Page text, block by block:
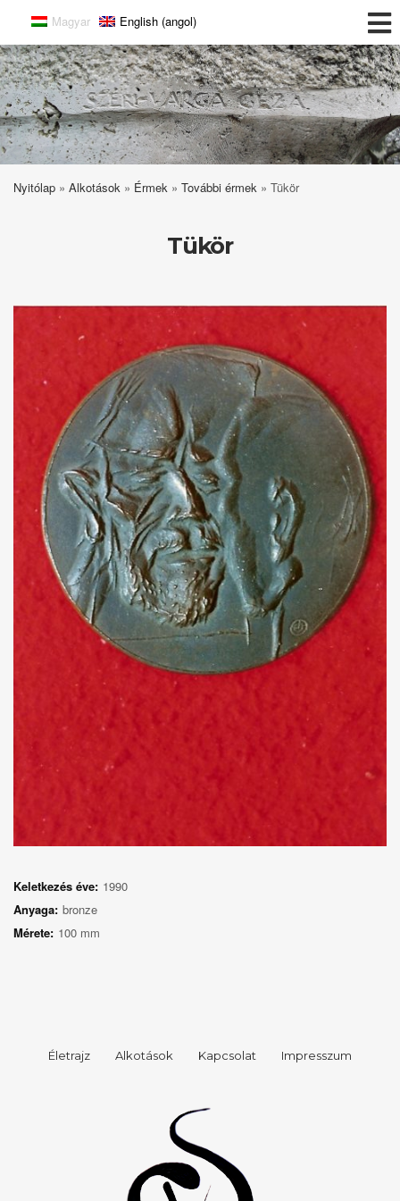
Széri-Varga Géza
Magyar English (angol)
Nyitólap » Alkotások » Érmek » További érmek » Tükör
Tükör
Keletkezés éve: 1990
Anyaga: bronze
Mérete: 100 mm
Életrajz Alkotások Kapcsolat Impresszum